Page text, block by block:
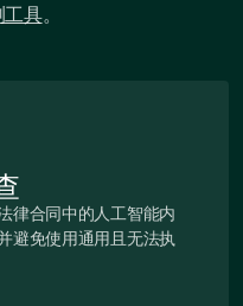
工具。
律合同中的人工智能内
避免使用通用且无法执